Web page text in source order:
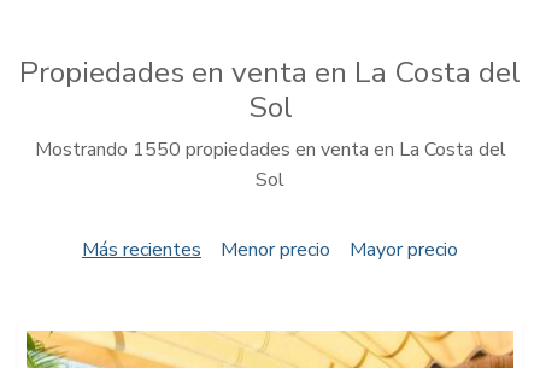
Propiedades en venta en La Costa del
Sol
Mostrando 1550 propiedades en venta en La Costa del
Sol
Más recientes Menor precio Mayor precio